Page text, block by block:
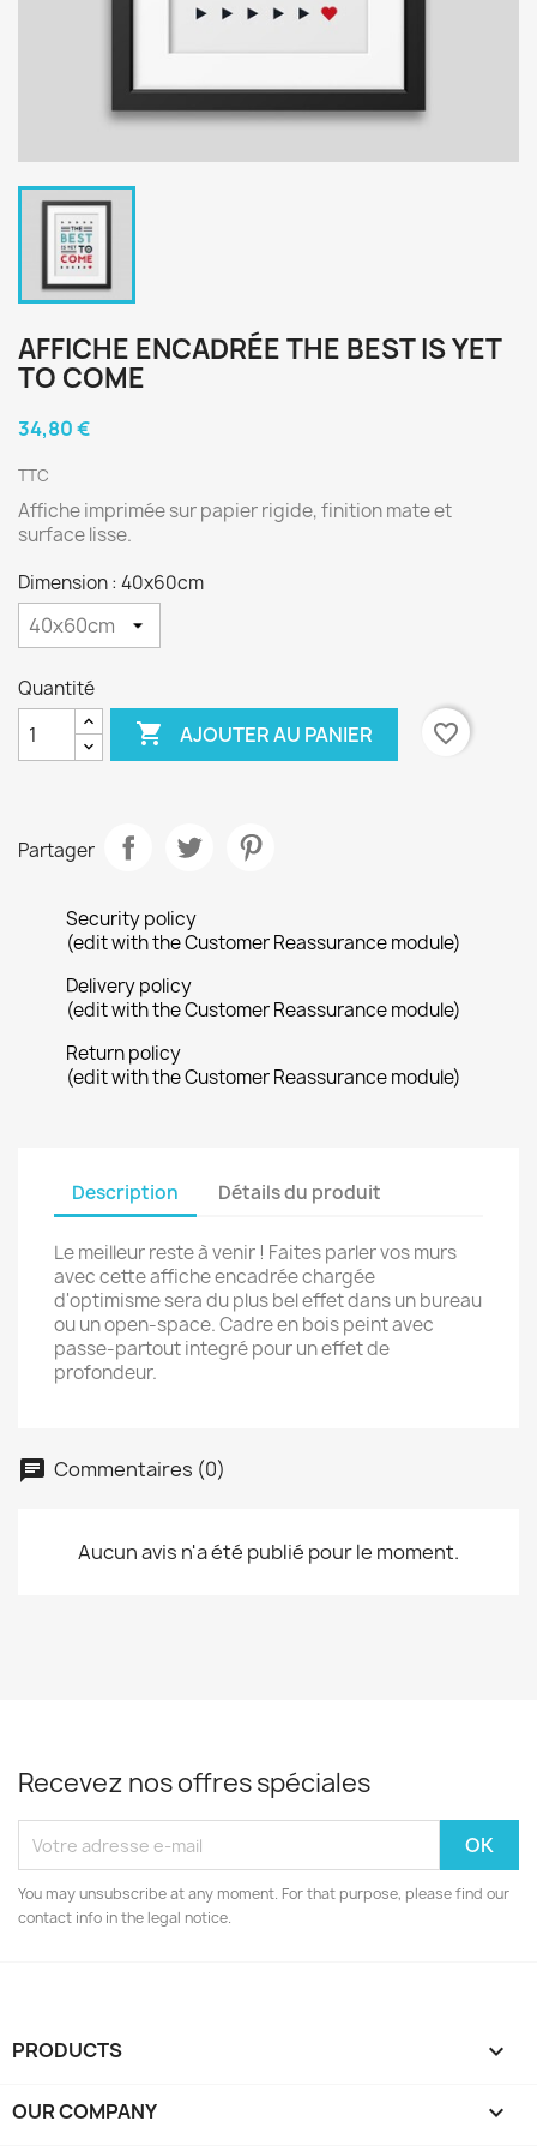
AFFICHE ENCADRÉE THE BEST IS YET
TO COME
34,80 €
TTC
Affiche imprimée sur papier rigide, finition mate et
surface lisse.
Dimension : 40x60cm
Quantité
 AJOUTER AU PANIER favorite_border
Partager
Security policy
(edit with the Customer Reassurance module)
Delivery policy
(edit with the Customer Reassurance module)
Return policy
(edit with the Customer Reassurance module)
Description Détails du produit
Le meilleur reste à venir ! Faites parler vos murs
avec cette affiche encadrée chargée
d'optimisme sera du plus bel effet dans un bureau
ou un open-space. Cadre en bois peint avec
passe-partout integré pour un effet de
profondeur.
Commentaires (0)
Aucun avis n'a été publié pour le moment.
Recevez nos offres spéciales
You may unsubscribe at any moment. For that purpose, please find our
contact info in the legal notice.
PRODUCTS 
OUR COMPANY 
Créer une liste d'envies ×
Annuler Créer une liste d'envies